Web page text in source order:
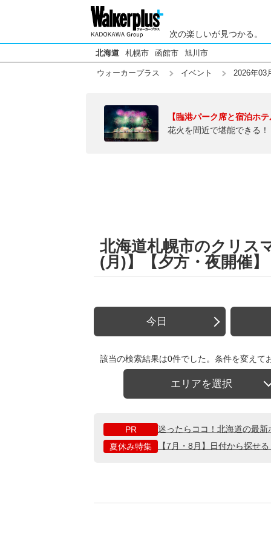
次の楽しいが見つかる。
北海道 札幌市 函館市 旭川市
ウォーカープラス イベント 2026年03
【臨港パーク席と宿泊ホ
花火を間近で堪能できる
北海道札幌市のクリス
(月)】【夕方・夜開催】
今日
該当の検索結果は0件でした。条件を変えて
エリアを選択
PR
迷ったらココ！北海道の最
夏休み特集
【7月・8月】日付から探せ